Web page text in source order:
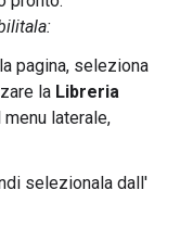
pagina, seleziona
la Libreria
menu laterale,
selezionala dall'